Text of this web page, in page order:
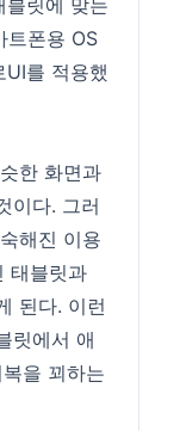
트폰용 OS
UI를 적용했
한 화면과
이다. 그러
해진 이용
태블릿과
된다. 이런
릿에서 애
을 꾀하는